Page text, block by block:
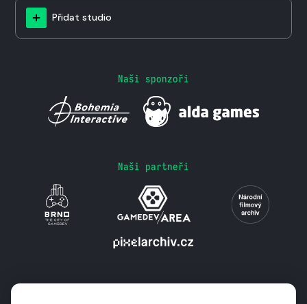
Přidat studio
Naši sponzoři
Naši partneři